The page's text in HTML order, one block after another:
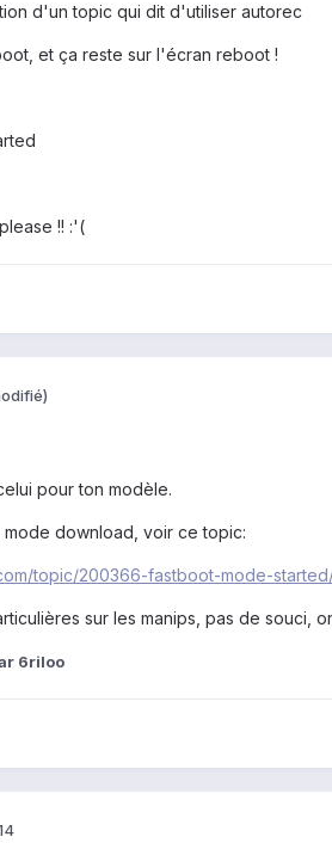
d'un topic qui dit d'utiliser autorec
et ça reste sur l'écran reboot !
!! :'(
pour ton modèle.
download, voir ce topic:
topic/200366-fastboot-mode-
sur les manips, pas de souci,
6riloo